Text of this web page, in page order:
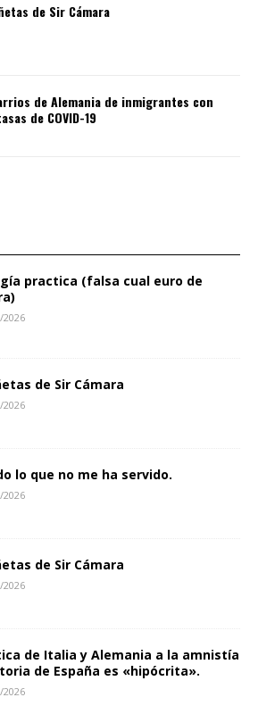
de Sir Cámara
de Alemania de inmigrantes con
de COVID-19
practica (falsa cual euro de
2026
de Sir Cámara
2026
lo que no me ha servido.
2026
de Sir Cámara
2026
de Italia y Alemania a la amnistía
de España es «hipócrita».
2026